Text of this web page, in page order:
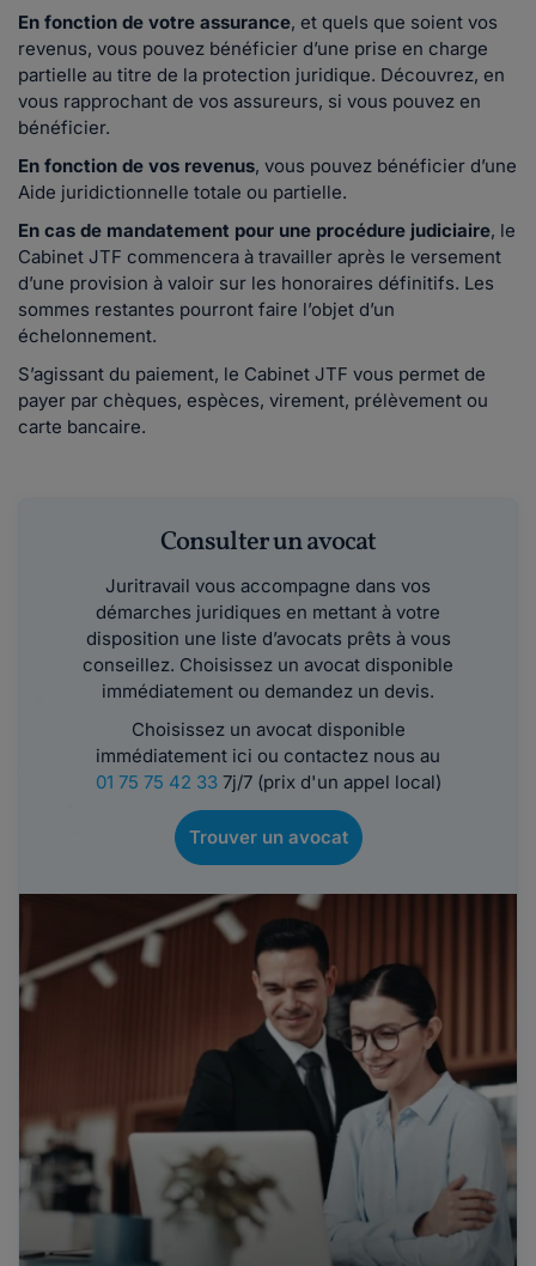
En fonction de votre assurance, et quels que soient vos
revenus, vous pouvez bénéficier d’une prise en charge
partielle au titre de la protection juridique. Découvrez, en
vous rapprochant de vos assureurs, si vous pouvez en
bénéficier.
En fonction de vos revenus, vous pouvez bénéficier d’une
Aide juridictionnelle totale ou partielle.
En cas de mandatement pour une procédure judiciaire, le
Cabinet JTF commencera à travailler après le versement
d’une provision à valoir sur les honoraires définitifs. Les
sommes restantes pourront faire l’objet d’un
échelonnement.
S’agissant du paiement, le Cabinet JTF vous permet de
payer par chèques, espèces, virement, prélèvement ou
carte bancaire.
Consulter un avocat
Juritravail vous accompagne dans vos
démarches juridiques en mettant à votre
disposition une liste d’avocats prêts à vous
conseillez. Choisissez un avocat disponible
immédiatement ou demandez un devis.
Choisissez un avocat disponible
immédiatement ici ou contactez nous au
01 75 75 42 337j/7 (prix d'un appel local)
Trouver un avocat